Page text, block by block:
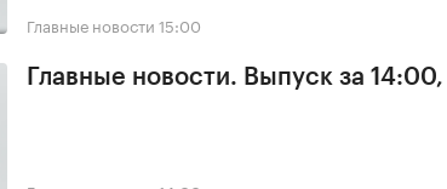
Главные новости 15:00
Главные новости. Выпуск за